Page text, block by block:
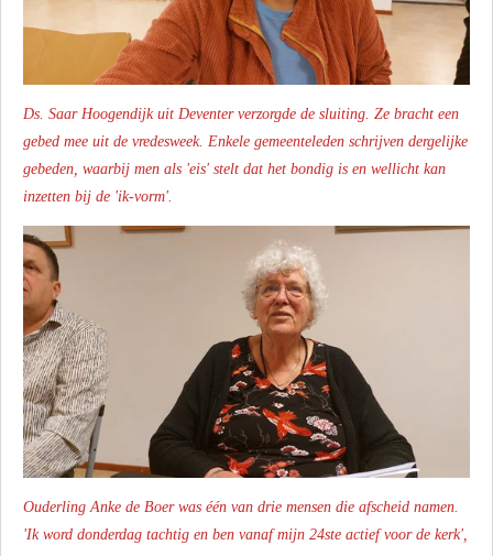
Ds. Saar Hoogendijk uit Deventer verzorgde de sluiting. Ze bracht een
gebed mee uit de vredesweek. Enkele gemeenteleden schrijven dergelijke
gebeden, waarbij men als 'eis' stelt dat het bondig is en wellicht kan
inzetten bij de 'ik-vorm'.
Ouderling Anke de Boer was één van drie mensen die afscheid namen.
'Ik word donderdag tachtig en ben vanaf mijn 24ste actief voor de kerk',